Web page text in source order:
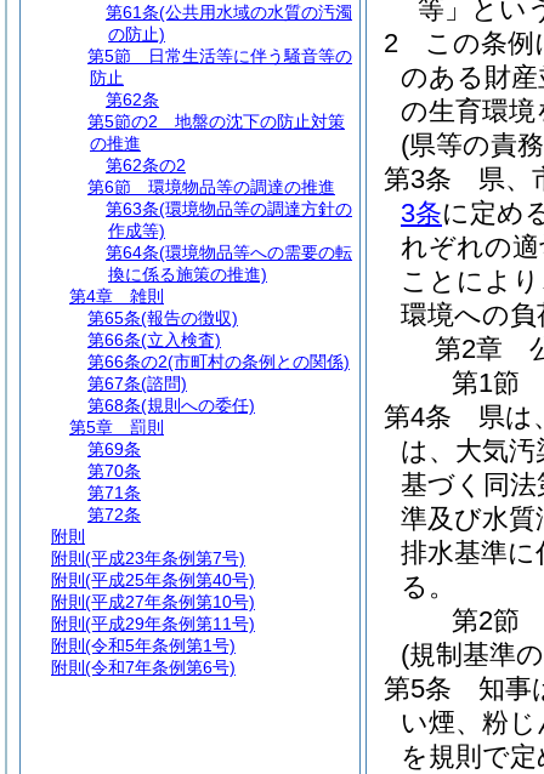
等」とい
2
この条例
のある財
の生育環
(県等の責
第3条
県、
3条に定め
れぞれの
ことによ
環境への
第2章
第1節
第4条
県は
は、大気汚
基づく同
準及び水質
排水基準
る。
第2節
(規制基準
第5条
知事
い煙、粉
を規則で
第61条(公共用水域の水質の汚濁
の防止)
第5節
日常生活等に伴う騒音等の
防止
第62条
第5節の2
地盤の沈下の防止対策
の推進
第62条の2
第6節
環境物品等の調達の推進
第63条(環境物品等の調達方針の
作成等)
第64条(環境物品等への需要の転
換に係る施策の推進)
第4章
雑則
第65条(報告の徴収)
第66条(立入検査)
第66条の2(市町村の条例との関係)
第67条(諮問)
第68条(規則への委任)
第5章
罰則
第69条
第70条
第71条
第72条
附則
附則 (平成23年条例第7号)
附則 (平成25年条例第40号)
附則 (平成27年条例第10号)
附則 (平成29年条例第11号)
附則 (令和5年条例第1号)
附則 (令和7年条例第6号)